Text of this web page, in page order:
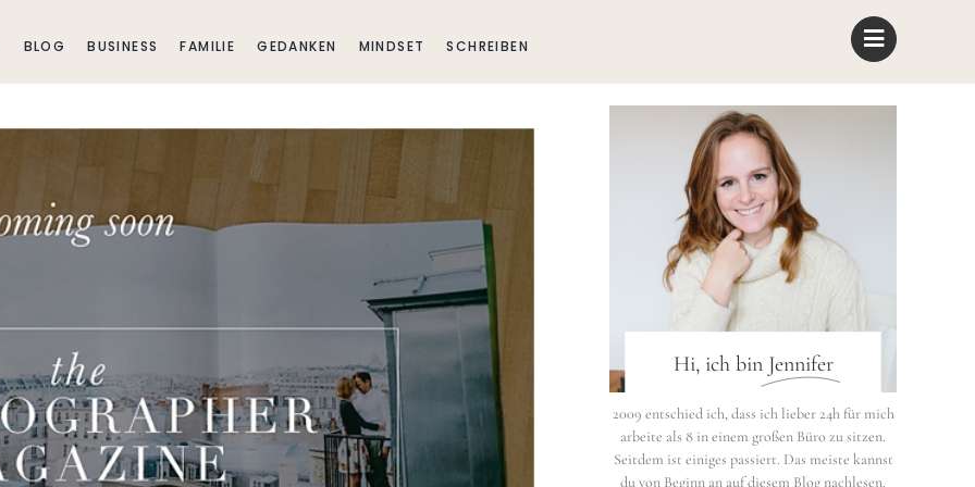
BLOG BUSINESS FAMILIE GEDANKEN MINDSET SCHREIBEN
Hi, ich bin Jennifer
2009 entschied ich, dass ich lieber 24h für mich
arbeite als 8 in einem großen Büro zu sitzen.
Seitdem ist einiges passiert. Das meiste kannst
du von Beginn an auf diesem Blog nachlesen.